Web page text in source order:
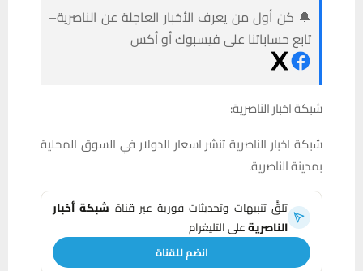
🔔 كن أول من يعرف الأخبار العاجلة عن الناصرية–
تابع حساباتنا على فيسبوك أو أكس
شبكة اخبار الناصرية:
شبكة اخبار الناصرية تنشر اسعار الدولار في السوق المحلية
بمدينة الناصرية.
تلقَّ تنبيهات وتحديثات فورية عبر قناة شبكة أخبار
الناصريةعلى التليغرام
انضم للقناة